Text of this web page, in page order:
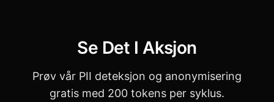
Se Det I Aksjon
Prøv vår PII deteksjon og anonymisering
gratis med 200 tokens per syklus.